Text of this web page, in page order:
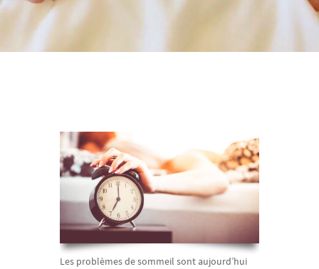
Les problèmes de sommeil sont aujourd’hui